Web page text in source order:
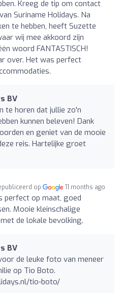
Kreeg de tip om contact
Suriname Holidays. Na
te hebben, heeft Suzette
wij mee akkoord zijn
woord FANTASTISCH!
over. Het was perfect
BV
te horen dat jullie zo'n
kunnen beleven! Dank
en geniet van de mooie
reis. Hartelijke groet
op 11 months ago
perfect op maat, goed
Mooie kleinschalige
de lokale bevolking.
BV
de leuke foto van meneer
op Tio Boto.
tio-boto/